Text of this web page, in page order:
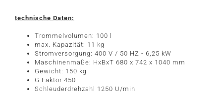
technische Daten:
Trommelvolumen: 100 l
max. Kapazität: 11 kg
Stromversorgung: 400 V / 50 HZ - 6,25 kW
Maschinenmaße: HxBxT 680 x 742 x 1040 mm
Gewicht: 150 kg
G Faktor 450
Schleuderdrehzahl 1250 U/min